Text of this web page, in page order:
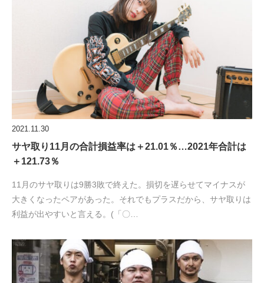
2021.11.30
サヤ取り11月の合計損益率は＋21.01％…2021年合計は
＋121.73％
11月のサヤ取りは9勝3敗で終えた。損切を遅らせてマイナスが
大きくなったペアがあった。それでもプラスだから、サヤ取りは
利益が出やすいと言える。(「〇…